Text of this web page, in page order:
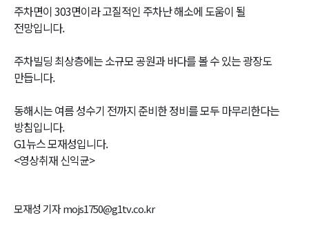
주차면이 303면이라 고질적인 주차난 해소에 도움이 될
전망입니다.
주차빌딩 최상층에는 소규모 공원과 바다를 볼 수 있는 광장도
만듭니다.
동해시는 여름 성수기 전까지 준비한 정비를 모두 마무리한다는
방침입니다.
G1뉴스 모재성입니다.
<영상취재 신익균>
모재성 기자 mojs1750@g1tv.co.kr